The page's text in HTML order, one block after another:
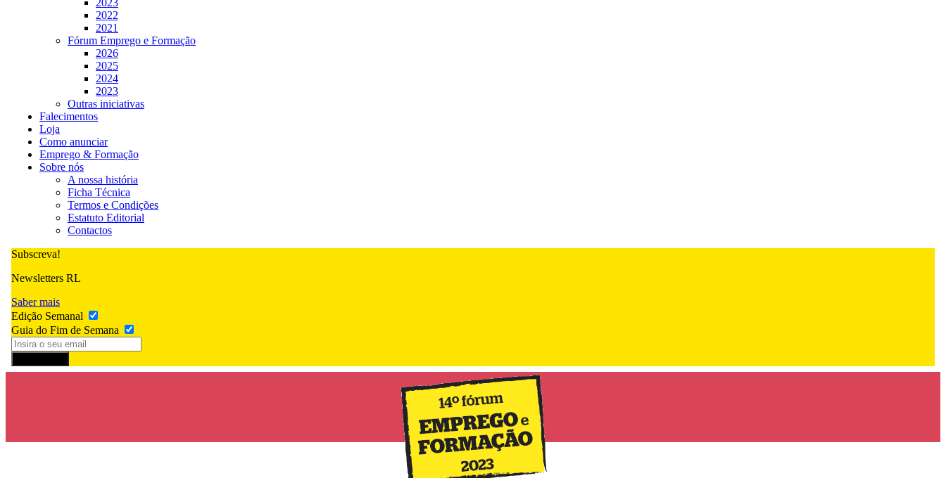
2022
2021
Fórum Emprego e Formação
2026
2025
2024
2023
Outras iniciativas
Falecimentos
Loja
Como anunciar
Emprego & Formação
Sobre nós
A nossa história
Ficha Técnica
Termos e Condições
Estatuto Editorial
Contactos
Subscreva!
Newsletters RL
Saber mais
Edição Semanal
Guia do Fim de Semana